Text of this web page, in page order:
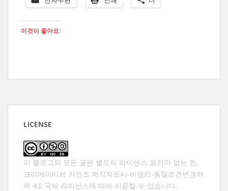
이것이 좋아요:
LICENSE
이 블로그의 모든 글은 별도의 라이센스 표기가 없는 한,
크리에이티브 커먼즈 저작자표시-비영리-동일조건변경허
락 4.0 국제 라이선스에 따라 이용할 수 있습니다.